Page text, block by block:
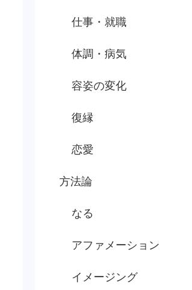
仕事・就職
体調・病気
容姿の変化
復縁
恋愛
方法論
なる
アファメーション
イメージング